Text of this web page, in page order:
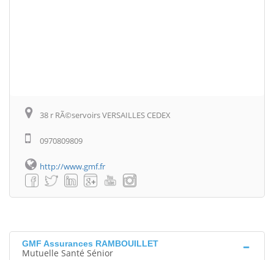
38 r RÃ©servoirs VERSAILLES CEDEX
0970809809
http://www.gmf.fr
GMF Assurances RAMBOUILLET
Mutuelle Santé Sénior